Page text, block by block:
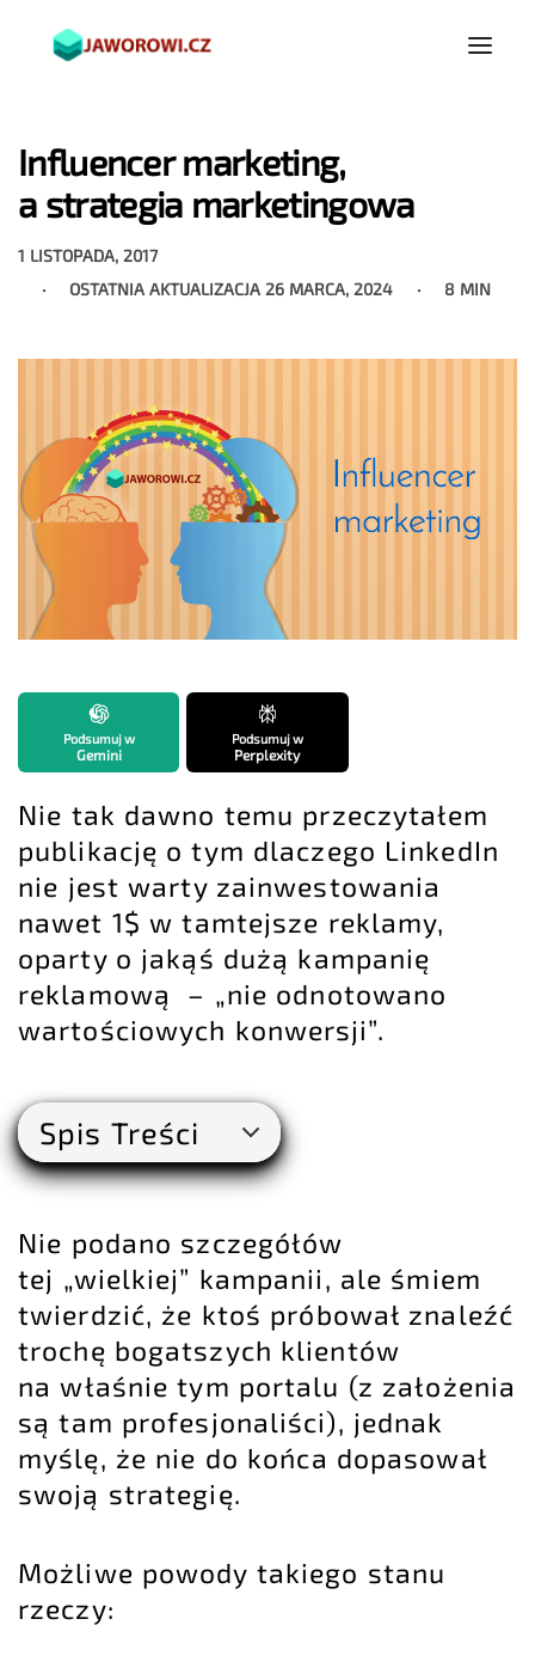
Influencer marketing,
a strategia marketingowa
1 LISTOPADA, 2017
OSTATNIA AKTUALIZACJA 26 MARCA, 2024 8 MIN
Podsumuj w
Gemini
Podsumuj w
Perplexity
Nie tak dawno temu przeczytałem
publikację o tym dlaczego LinkedIn
nie jest warty zainwestowania
nawet 1$ w tamtejsze reklamy,
oparty o jakąś dużą kampanię
reklamową – „nie odnotowano
wartościowych konwersji”.
Spis Treści
Nie podano szczegółów
tej „wielkiej” kampanii, ale śmiem
twierdzić, że ktoś próbował znaleźć
trochę bogatszych klientów
na właśnie tym portalu (z założenia
są tam profesjonaliści), jednak
myślę, że nie do końca dopasował
swoją strategię.
Możliwe powody takiego stanu
rzeczy: